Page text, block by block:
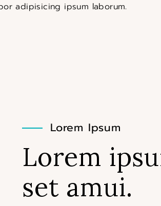
adipisicing ipsum laborum.
Lorem Ipsum
Lorem
set amui.